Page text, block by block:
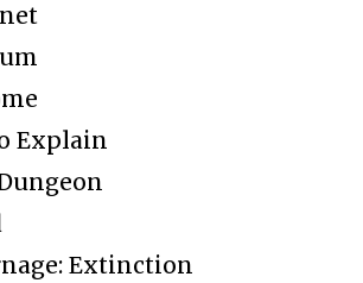
Explain
Extinction